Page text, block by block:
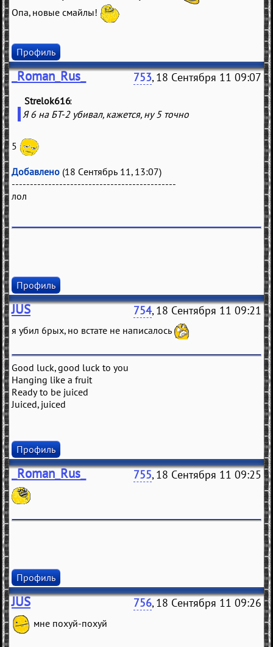
Опа, новые смайлы!
Профиль
_Roman_Rus_ 753, 18 Сентября 11 09:07
Strelok616
Я 6 на БТ-2 убивал, кажется, ну 5 точно
5
Добавлено (18 Сентябрь 11, 13:07)
---------------------------------------------
лол
Профиль
JUS 754, 18 Сентября 11 09:21
я убил 6рых, но встате не написалось
Good luck, good luck to you
Hanging like a fruit
Ready to be juiced
Juiced, juiced
Профиль
_Roman_Rus_ 755, 18 Сентября 11 09:25
Профиль
JUS 756, 18 Сентября 11 09:26
мне похуй-похуй